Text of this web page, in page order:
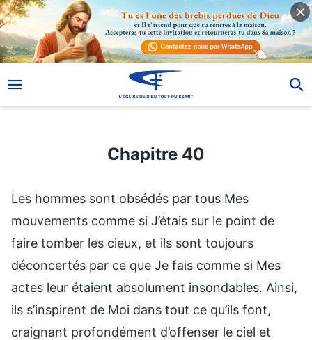
Chapitre 40
Les hommes sont obsédés par tous Mes
mouvements comme si J’étais sur le point de
faire tomber les cieux, et ils sont toujours
déconcertés par ce que Je fais comme si Mes
actes leur étaient absolument insondables. Ainsi,
ils s’inspirent de Moi dans tout ce qu’ils font,
craignant profondément d’offenser le ciel et